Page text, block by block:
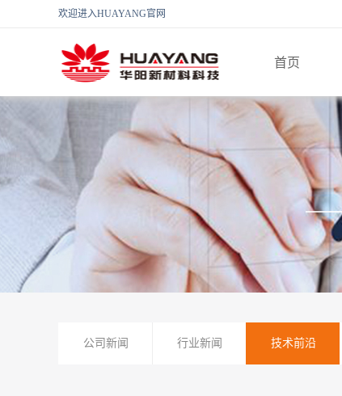
欢迎进入HUAYANG官网
首页
公司新闻 行业新闻 技术前沿